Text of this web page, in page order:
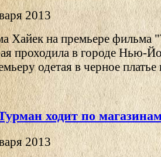
2013
Хайек на премьере фильма
проходила в городе Нью-
одетая в черное платье
ходит по
2013